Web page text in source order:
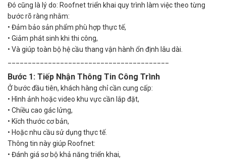
Đó cũng là lý do: Roofnet triển khai quy trình làm việc theo từng
bước rõ ràng nhằm:
• Đảm bảo sản phẩm phù hợp thực tế,
• Giảm phát sinh khi thi công,
• Và giúp toàn bộ hệ cầu thang vận hành ổn định lâu dài.
Bước 1: Tiếp Nhận Thông Tin Công Trình
Ở bước đầu tiên, khách hàng chỉ cần cung cấp:
• Hình ảnh hoặc video khu vực cần lắp đặt,
• Chiều cao gác lửng,
• Kích thước cơ bản,
• Hoặc nhu cầu sử dụng thực tế.
Thông tin này giúp Roofnet:
• Đánh giá sơ bộ khả năng triển khai,